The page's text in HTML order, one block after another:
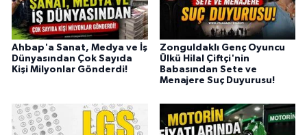
Ahbap'a Sanat, Medya ve İş
Dünyasından Çok Sayıda
Kişi Milyonlar Gönderdi!
Zonguldaklı Genç Oyuncu
Ülkü Hilal Çiftçi'nin
Babasından Sete ve
Menajere Suç Duyurusu!